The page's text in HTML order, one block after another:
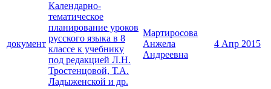
документ
Календарно-
тематическое
планирование уроков
русского языка в 8
классе к учебнику
под редакцией Л.Н.
Тростенцовой, Т.А.
Ладыженской и др.
Мартиросова
Анжела
Андреевна
4 Апр 2015